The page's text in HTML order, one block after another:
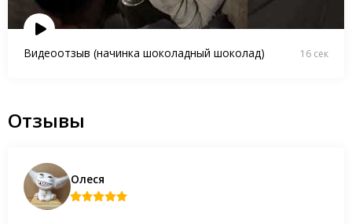
Видеоотзыв (начинка шоколадный шоколад) 16 сек
Отзывы
Олеся